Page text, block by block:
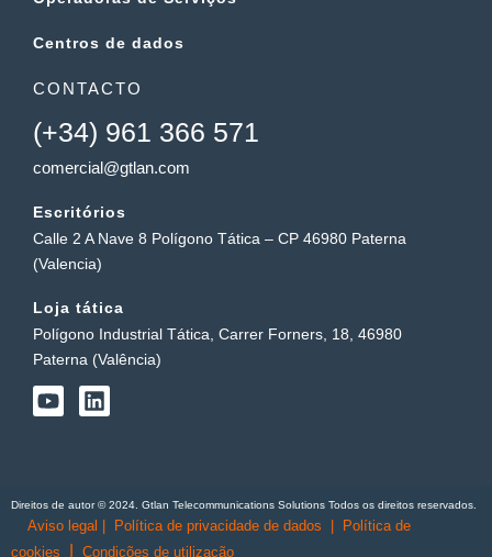
Centros de dados
CONTACTO
(+34) 961 366 571
comercial@gtlan.com
Escritórios
Calle 2 A Nave 8 Polígono Tática – CP 46980 Paterna
(Valencia)
Loja tática
Polígono Industrial Tática, Carrer Forners, 18, 46980
Paterna (Valência)
Y
o
e
L
i
i
n
Direitos de autor © 2024. Gtlan Telecommunications Solutions Todos os direitos reservados.
Aviso legal | Política de privacidade de dados | Política de
cookies
Condições de utilização